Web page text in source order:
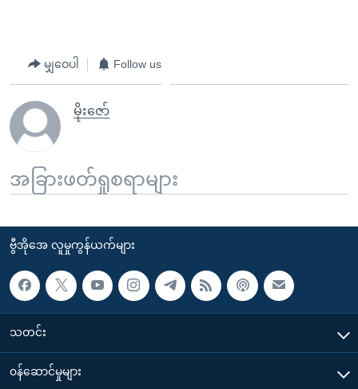
မျှဝေပါ Follow us
မိုးဇော်
အခြားဖတ်ရှုစရာများ
ဗွီအိုအေ လူမှုကွန်ယက်များ
သတင်း
၀န်ဆောင်မှုများ